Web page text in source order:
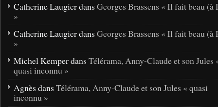
Catherine Laugier dans Georges Brassens « Il fait beau (à
»
Catherine Laugier dans Georges Brassens « Il fait beau (à
»
Michel Kemper dans Télérama, Anny-Claude et son Jules
quasi inconnu »
Agnès dans Télérama, Anny-Claude et son Jules « quasi
inconnu »